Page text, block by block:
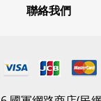
聯絡我們